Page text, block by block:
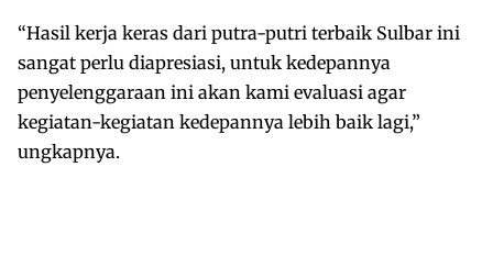
“Hasil kerja keras dari putra-putri terbaik Sulbar ini
sangat perlu diapresiasi, untuk kedepannya
penyelenggaraan ini akan kami evaluasi agar
kegiatan-kegiatan kedepannya lebih baik lagi,”
ungkapnya.